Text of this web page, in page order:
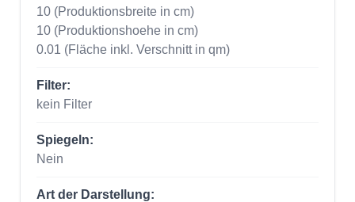
10 (Produktionsbreite in cm)
10 (Produktionshoehe in cm)
0.01 (Fläche inkl. Verschnitt in qm)
Filter:
kein Filter
Spiegeln:
Nein
Art der Darstellung: